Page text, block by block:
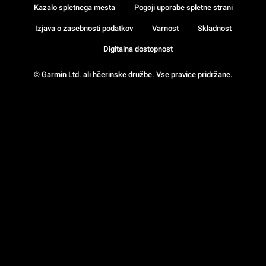
© Garmin Ltd. ali hčerinske družbe. Vse pravice pridržane.
Kazalo spletnega mesta Pogoji uporabe spletne strani
Izjava o zasebnosti podatkov Varnost Skladnost
Digitalna dostopnost